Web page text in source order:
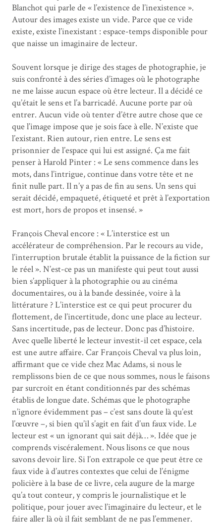
Blanchot qui parle de « l’existence de l’inexistence ».
Autour des images existe un vide. Parce que ce vide
existe, existe l’inexistant : espace-temps disponible pour
que naisse un imaginaire de lecteur.
Souvent lorsque je dirige des stages de photographie, je
suis confronté à des séries d’images où le photographe
ne me laisse aucun espace où être lecteur. Il a décidé ce
qu’était le sens et l’a barricadé. Aucune porte par où
entrer. Aucun vide où tenter d’être autre chose que ce
que l’image impose que je sois face à elle. N’existe que
l’existant. Rien autour, rien entre. Le sens est
prisonnier de l’espace qui lui est assigné. Ça me fait
penser à Harold Pinter : « Le sens commence dans les
mots, dans l’intrigue, continue dans votre tête et ne
finit nulle part. Il n’y a pas de fin au sens. Un sens qui
serait décidé, empaqueté, étiqueté et prêt à l’exportation
est mort, hors de propos et insensé. »
François Cheval encore : « L’interstice est un
accélérateur de compréhension. Par le recours au vide,
l’interruption brutale établit la puissance de la fiction sur
le réel ». N’est-ce pas un manifeste qui peut tout aussi
bien s’appliquer à la photographie ou au cinéma
documentaires, ou à la bande dessinée, voire à la
littérature ? L’interstice est ce qui peut procurer du
flottement, de l’incertitude, donc une place au lecteur.
Sans incertitude, pas de lecteur. Donc pas d’histoire.
Avec quelle liberté le lecteur investit-il cet espace, cela
est une autre affaire. Car François Cheval va plus loin,
affirmant que ce vide chez Mac Adams, si nous le
remplissons bien de ce que nous sommes, nous le faisons
par surcroît en étant conditionnés par des schémas
établis de longue date. Schémas que le photographe
n’ignore évidemment pas – c’est sans doute là qu’est
l’œuvre –, si bien qu’il s’agit en fait d’un faux vide. Le
lecteur est « un ignorant qui sait déjà… ». Idée que je
comprends viscéralement. Nous lisons ce que nous
savons devoir lire. Si l’on extrapole ce que peut être ce
faux vide à d’autres contextes que celui de l’énigme
policière à la base de ce livre, cela augure de la marge
qu’a tout conteur, y compris le journalistique et le
politique, pour jouer avec l’imaginaire du lecteur, et le
faire aller là où il fait semblant de ne pas l’emmener.